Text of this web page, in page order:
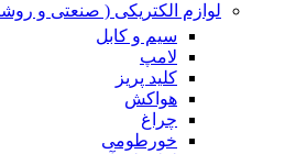
لوازم الکتریکی ( صنعتی و
سیم و کابل
لامپ
کلید پریز
هواکش
چراغ
خورطومی